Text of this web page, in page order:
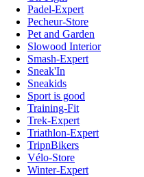
Padel-Expert
Pecheur-Store
Pet and Garden
Slowood Interior
Smash-Expert
Sneak'In
Sneakids
Sport is good
Training-Fit
Trek-Expert
Triathlon-Expert
TripnBikers
Vélo-Store
Winter-Expert